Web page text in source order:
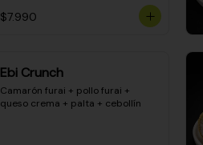
$7.990
Ebi Crunch
Camarón furai + pollo furai +
queso crema + palta + cebollín